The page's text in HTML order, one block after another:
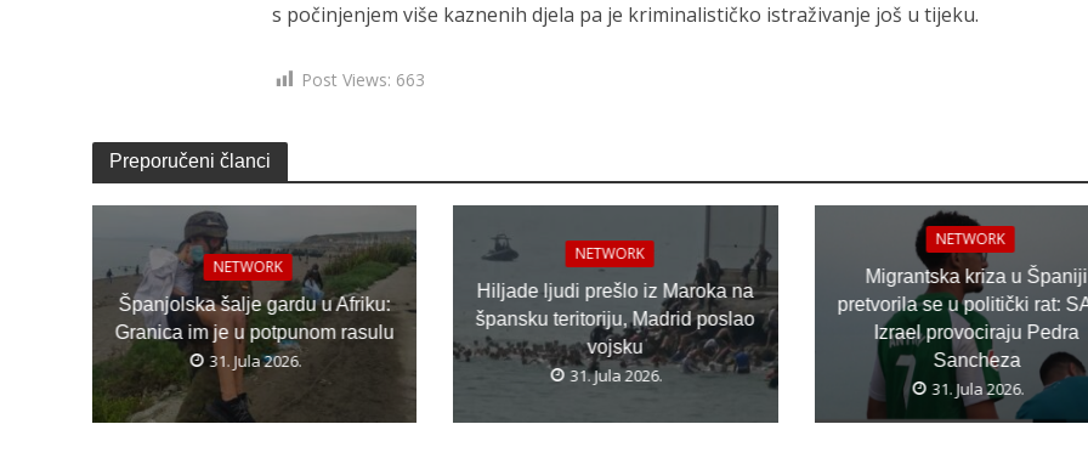
s počinjenjem više kaznenih djela pa je kriminalističko istraživanje još u tijeku.
Post Views: 663
Preporučeni članci
NETWORK
Španjolska šalje gardu u Afriku:
Granica im je u potpunom rasulu
31. Jula 2026.
NETWORK
Hiljade ljudi prešlo iz Maroka na
špansku teritoriju, Madrid poslao
vojsku
31. Jula 2026.
NETWORK
Migrantska kriza u Španiji
pretvorila se u politički rat:
Izrael provociraju Pedra
Sancheza
31. Jula 2026.